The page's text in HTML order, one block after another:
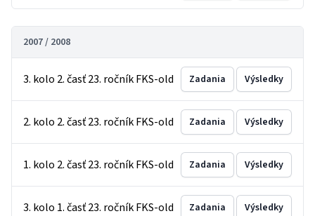
2007 / 2008
3. kolo 2. časť 23. ročník FKS-old Zadania Výsledky
2. kolo 2. časť 23. ročník FKS-old Zadania Výsledky
1. kolo 2. časť 23. ročník FKS-old Zadania Výsledky
3. kolo 1. časť 23. ročník FKS-old Zadania Výsledky